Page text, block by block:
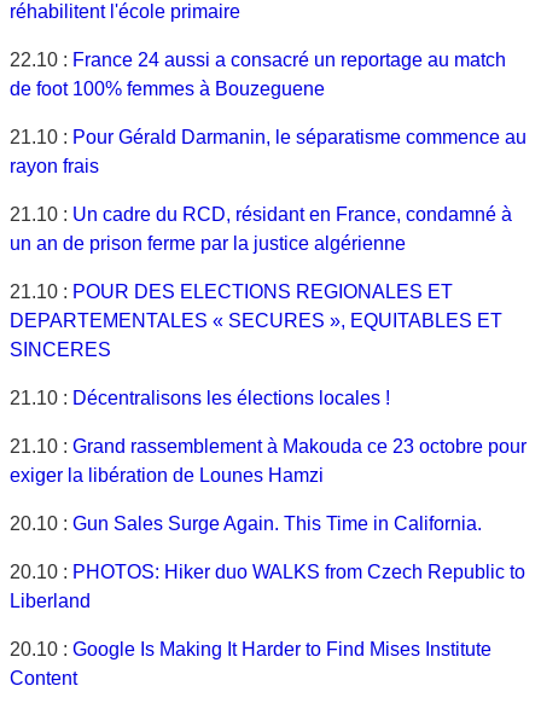
réhabilitent l'école primaire
22.10 : France 24 aussi a consacré un reportage au match
de foot 100% femmes à Bouzeguene
21.10 : Pour Gérald Darmanin, le séparatisme commence au
rayon frais
21.10 : Un cadre du RCD, résidant en France, condamné à
un an de prison ferme par la justice algérienne
21.10 : POUR DES ELECTIONS REGIONALES ET
DEPARTEMENTALES « SECURES », EQUITABLES ET
SINCERES
21.10 : Décentralisons les élections locales !
21.10 : Grand rassemblement à Makouda ce 23 octobre pour
exiger la libération de Lounes Hamzi
20.10 : Gun Sales Surge Again. This Time in California.
20.10 : PHOTOS: Hiker duo WALKS from Czech Republic to
Liberland
20.10 : Google Is Making It Harder to Find Mises Institute
Content